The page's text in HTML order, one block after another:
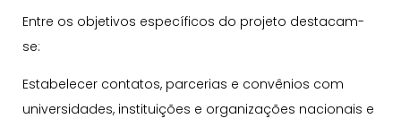
Entre os objetivos específicos do projeto destacam-
se:
Estabelecer contatos, parcerias e convênios com
universidades, instituições e organizações nacionais e